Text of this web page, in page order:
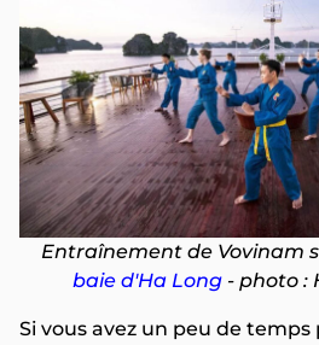
Entraînement de Vovinam
baie d'Ha Long - photo :
Si vous avez un peu de